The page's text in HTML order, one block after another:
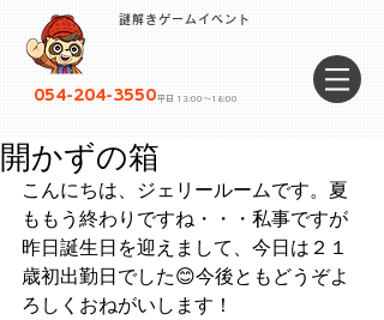
謎解きゲームイベント
054-204-3550 平日 13:00〜18:00
開かずの箱
こんにちは、ジェリールームです。夏
ももう終わりですね・・・私事ですが
昨日誕生日を迎えまして、今日は２１
歳初出勤日でした😊今後ともどうぞよ
ろしくおねがいします！